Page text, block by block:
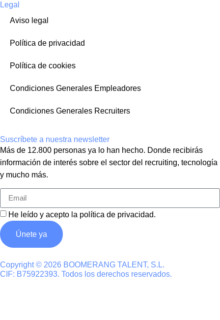
Legal
Aviso legal
Política de privacidad
Política de cookies
Condiciones Generales Empleadores
Condiciones Generales Recruiters
Suscríbete a nuestra newsletter
Más de 12.800 personas ya lo han hecho. Donde recibirás
información de interés sobre el sector del recruiting, tecnología
y mucho más.
He leído y acepto la política de privacidad.
Únete ya
Copyright © 2026 BOOMERANG TALENT, S.L.
CIF: B75922393. Todos los derechos reservados.